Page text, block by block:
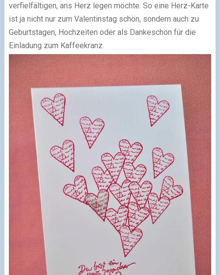
verfielfältigen, ans Herz legen möchte. So eine Herz-Karte
ist ja nicht nur zum Valentinstag schön, sondern auch zu
Geburtstagen, Hochzeiten oder als Dankeschön für die
Einladung zum Kaffeekranz.